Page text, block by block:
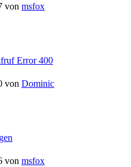
von msfox
Error 400
von Dominic
von msfox